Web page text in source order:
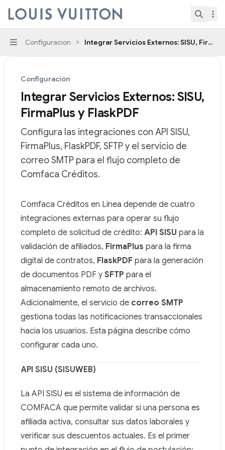
Skip to main content
Comfaca Créditos en Líneahome page
Navigation
Configuración Integrar Servicios Externos: SISU,
Configuración
Integrar Servicios Externos: SISU,
FirmaPlus y FlaskPDF
Configura las integraciones con API SISU,
FirmaPlus, FlaskPDF, SFTP y el servicio de
correo SMTP para el flujo completo de
Comfaca Créditos.
Documentation Index
Fetch the complete documentation index at:
Use this file to discover all available pages before
Comfaca Créditos en Línea depende de cuatro
integraciones externas para operar su flujo
completo de solicitud de crédito: API SISU para la
validación de afiliados, FirmaPlus para la firma
digital de contratos, FlaskPDF para la generación
de documentos PDF y SFTP para el
almacenamiento remoto de archivos.
Adicionalmente, el servicio de correo SMTP
gestiona todas las notificaciones transaccionales
hacia los usuarios. Esta página describe cómo
configurar cada uno.
API SISU (SISUWEB)
La API SISU es el sistema de información de
COMFACA que permite validar si una persona es
afiliada activa, consultar sus datos laborales y
verificar sus descuentos actuales. Es el primer